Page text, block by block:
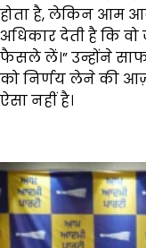
होता है, लेकिन आम
अधिकार देती है कि
फैसले लें।” उन्होंने
को निर्णय लेने की
ऐसा नहीं है।